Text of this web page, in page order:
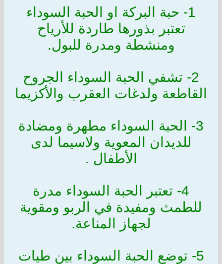
1- حبة البركة او الحبة السوداء
تعتبر بذورها طاردة للأرياح
ومنشطة ومدرة للبول.
2- تشفي الحبة السوداء الجروح
القاطعة ولدغات العقرب والأكزيما
3- الحبة السوداء مطهرة ومضادة
للديدان المعوية ولاسيما لدى
الأطفال .
4- تعتبر الحبة السوداء مدرة
للطمث ومفيدة في الربو ومقوية
لجهاز المناعة.
5- توضع الحبة السوداء بين طيات